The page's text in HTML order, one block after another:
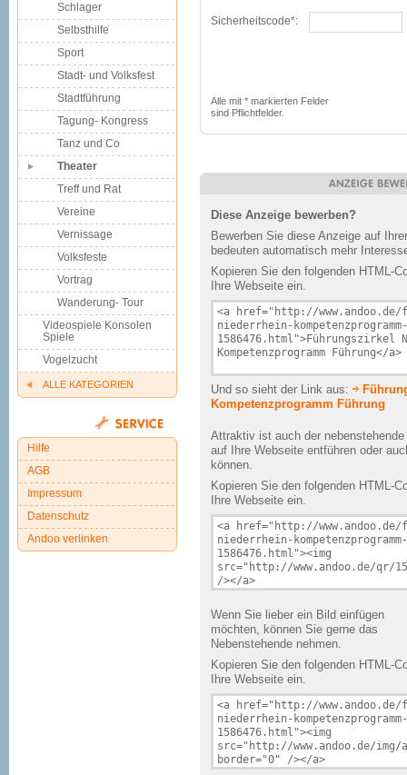
Sicherheitscode*:
Alle mit * markierten Felder
sind Pflichtfelder.
Diese Anzeige bewerben?
Bewerben Sie diese Anzeige auf
bedeuten automatisch mehr
Kopieren Sie den folgenden HTML-
Ihre Webseite ein.
Und so sieht der Link aus:
Kompetenzprogramm Führung
Attraktiv ist auch der
auf Ihre Webseite entführen oder
können.
Kopieren Sie den folgenden HTML-
Ihre Webseite ein.
Wenn Sie lieber ein Bild einfügen
möchten, können Sie gerne das
Nebenstehende nehmen.
Kopieren Sie den folgenden HTML-
Ihre Webseite ein.
Schlager
Selbsthilfe
Sport
Stadt- und Volksfest
Stadtführung
Tagung- Kongress
Tanz und Co
Theater
Treff und Rat
Vereine
Vernissage
Volksfeste
Vortrag
Wanderung- Tour
Videospiele Konsolen
Spiele
Vogelzucht
ALLE KATEGORIEN
Hilfe
AGB
Impressum
Datenschutz
Andoo verlinken